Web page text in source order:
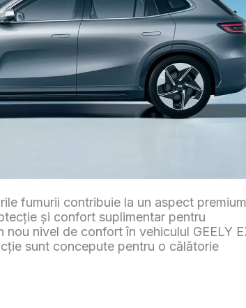
designul elegant al grilei frontale oferă
inconfundabilă pe șosea de la prima